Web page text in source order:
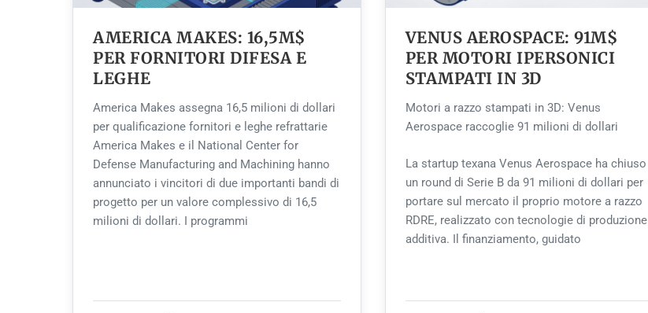
AMERICA MAKES: 16,5M$
PER FORNITORI DIFESA E
LEGHE
America Makes assegna 16,5 milioni di dollari
per qualificazione fornitori e leghe refrattarie
America Makes e il National Center for
Defense Manufacturing and Machining hanno
annunciato i vincitori di due importanti bandi di
progetto per un valore complessivo di 16,5
milioni di dollari. I programmi
VENUS AEROSPACE: 91M$
PER MOTORI IPERSONICI
STAMPATI IN 3D
Motori a razzo stampati in 3D: Venus
Aerospace raccoglie 91 milioni di dollari
La startup texana Venus Aerospace ha chiuso
un round di Serie B da 91 milioni di dollari per
portare sul mercato il proprio motore a razzo
RDRE, realizzato con tecnologie di produzione
additiva. Il finanziamento, guidato